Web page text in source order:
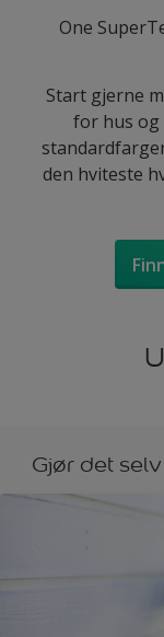
One
Start gjerne
for hus og
den hviteste
Gjør det